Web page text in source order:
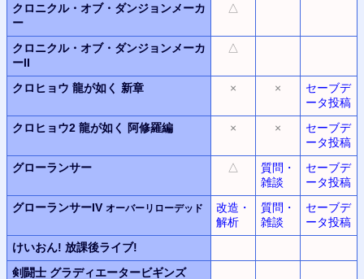
クロニクル・オブ・ダンジョンメーカ
ー
△
クロニクル・オブ・ダンジョンメーカ
ーII
△
クロヒョウ 龍が如く 新章 × ×
セーブデ
ータ投稿
クロヒョウ2 龍が如く 阿修羅編 × ×
セーブデ
ータ投稿
グローランサー
△
質問・
雑談
セーブデ
ータ投稿
グローランサーIV オーバーリローデッド
改造・
解析
質問・
雑談
セーブデ
ータ投稿
けいおん! 放課後ライブ!
剣闘士 グラディエータービギンズ